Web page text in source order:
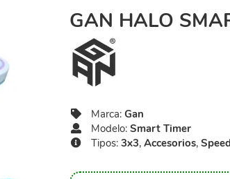
GAN HALO
Marca: Gan
Modelo: Smart Timer
Tipos: 3x3, Accesorios, Speed